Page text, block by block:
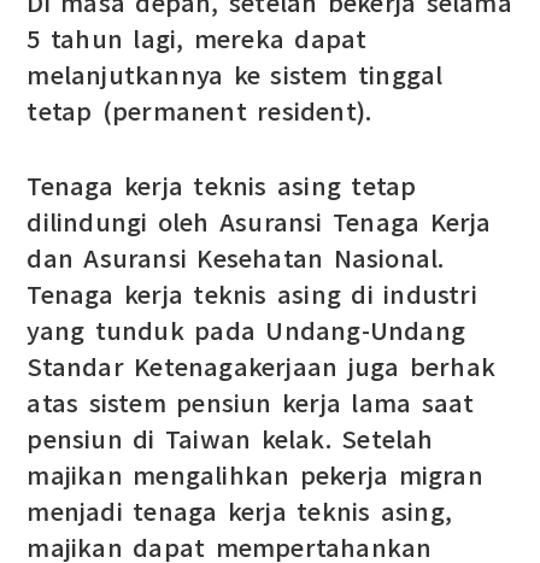
5 tahun lagi, mereka dapat
melanjutkannya ke sistem tinggal
tetap (permanent resident).
Tenaga kerja teknis asing tetap
dilindungi oleh Asuransi Tenaga Kerja
dan Asuransi Kesehatan Nasional.
Tenaga kerja teknis asing di industri
yang tunduk pada Undang-Undang
Standar Ketenagakerjaan juga berhak
atas sistem pensiun kerja lama saat
pensiun di Taiwan kelak. Setelah
majikan mengalihkan pekerja migran
menjadi tenaga kerja teknis asing,
majikan dapat mempertahankan